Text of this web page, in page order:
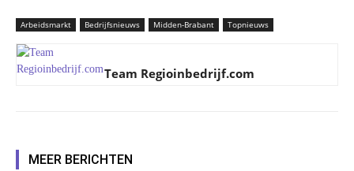
Arbeidsmarkt Bedrijfsnieuws Midden-Brabant Topnieuws
Team Regioinbedrijf.com
MEER BERICHTEN